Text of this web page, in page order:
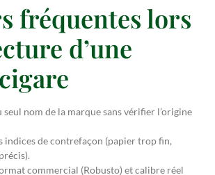
fréquentes lors
d’une
seul nom de la marque sans vérifier l’origine
indices de contrefaçon (papier trop fin,
commercial (Robusto) et calibre réel